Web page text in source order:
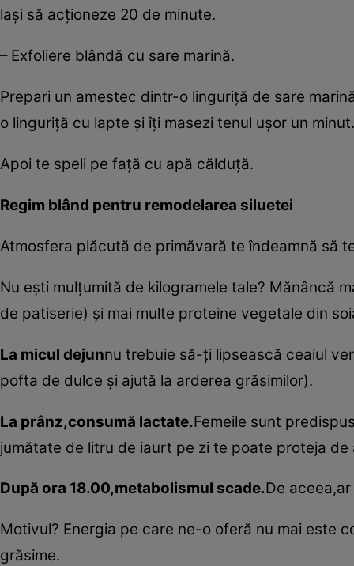
laşi să acţioneze 20 de minute.
– Exfoliere blândă cu sare marină.
Prepari un amestec dintr-o linguriţă de sare
o linguriţă cu lapte şi îţi masezi tenul uşor un minut.
Apoi te speli pe faţă cu apă călduţă.
Regim blând pentru remodelarea siluetei
Atmosfera plăcută de primăvară te îndeamnă să
Nu eşti mulţumită de kilogramele tale? Mănâncă
de patiserie) şi mai multe proteine vegetale din
La micul dejunnu trebuie să-ţi lipsească ceaiul
pofta de dulce şi ajută la arderea grăsimilor).
La prânz,consumă lactate.Femeile sunt
jumătate de litru de iaurt pe zi te poate proteja de
După ora 18.00,metabolismul scade.De
Motivul? Energia pe care ne-o oferă nu mai este
grăsime.